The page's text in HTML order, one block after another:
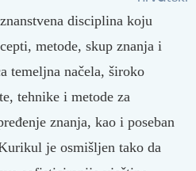
disciplina koju
metode, skup znanja i
temeljna načela, široko
tehnike i metode za
znanja, kao i poseban
je osmišljen tako da